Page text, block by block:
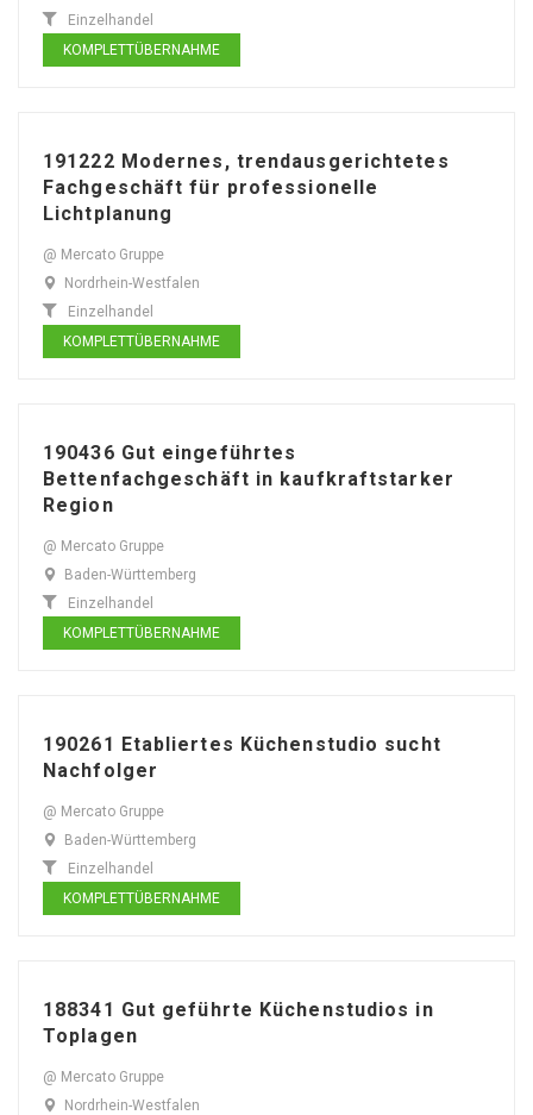
Einzelhandel
KOMPLETTÜBERNAHME
191222 Modernes, trendausgerichtetes
Fachgeschäft für professionelle
Lichtplanung
@ Mercato Gruppe
Nordrhein-Westfalen
Einzelhandel
KOMPLETTÜBERNAHME
190436 Gut eingeführtes
Bettenfachgeschäft in kaufkraftstarker
Region
@ Mercato Gruppe
Baden-Württemberg
Einzelhandel
KOMPLETTÜBERNAHME
190261 Etabliertes Küchenstudio sucht
Nachfolger
@ Mercato Gruppe
Baden-Württemberg
Einzelhandel
KOMPLETTÜBERNAHME
188341 Gut geführte Küchenstudios in
Toplagen
@ Mercato Gruppe
Nordrhein-Westfalen